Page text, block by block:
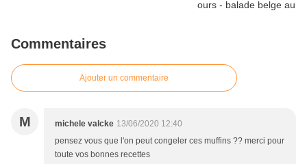
Commentaires
Ajouter un commentaire
M michele valcke 13/06/2020 12:40
pensez vous que l'on peut congeler ces muffins ?? merci pour
toute vos bonnes recettes